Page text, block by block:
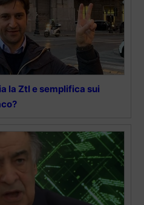
la Ztl e semplifica sui